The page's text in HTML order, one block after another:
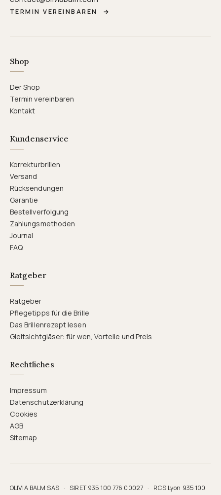
TERMIN VEREINBAREN →
Shop
Der Shop
Termin vereinbaren
Kontakt
Kundenservice
Korrekturbrillen
Versand
Rücksendungen
Garantie
Bestellverfolgung
Zahlungsmethoden
Journal
FAQ
Ratgeber
Ratgeber
Pflegetipps für die Brille
Das Brillenrezept lesen
Gleitsichtgläser: für wen, Vorteile und Preis
Rechtliches
Impressum
Datenschutzerklärung
Cookies
AGB
Sitemap
OLIVIA BALM SAS · SIRET 935 100 776 00027 ·
RCS Lyon 935 100